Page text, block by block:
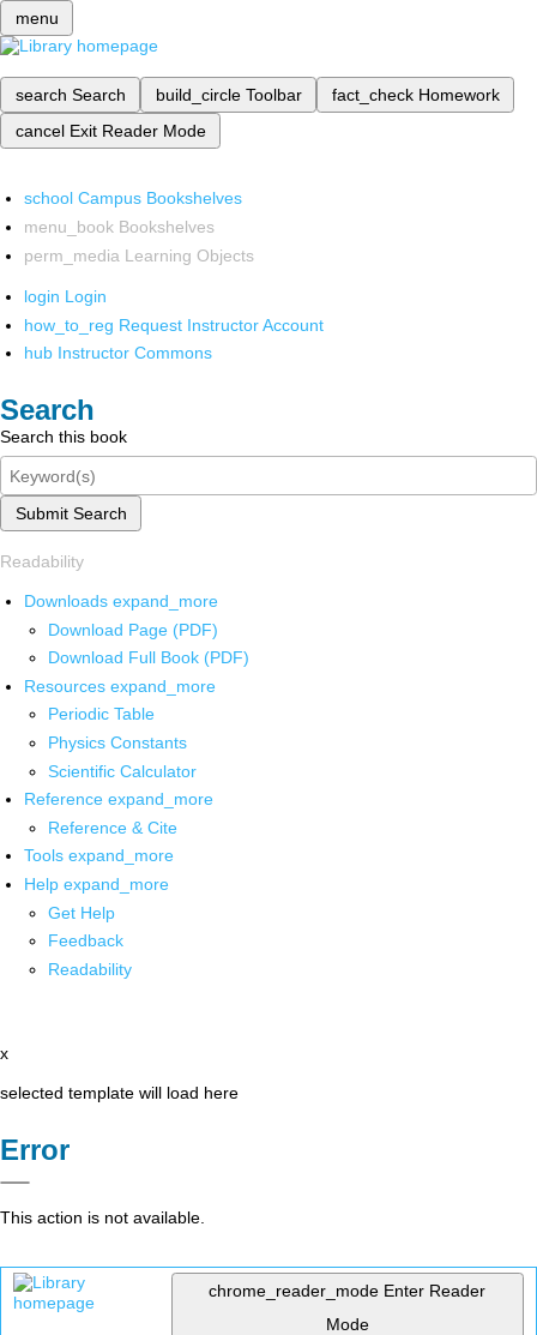
menu
search Search build_circle Toolbar fact_check Homework
cancel Exit Reader Mode
school Campus Bookshelves
menu_book Bookshelves
perm_media Learning Objects
login Login
how_to_reg Request Instructor Account
hub Instructor Commons
Search
Search this book
Submit Search
Readability
Downloads expand_more
Download Page (PDF)
Download Full Book (PDF)
Resources expand_more
Periodic Table
Physics Constants
Scientific Calculator
Reference expand_more
Reference & Cite
Tools expand_more
Help expand_more
Get Help
Feedback
Readability
x
selected template will load here
Error
This action is not available.
chrome_reader_mode Enter Reader
Mode